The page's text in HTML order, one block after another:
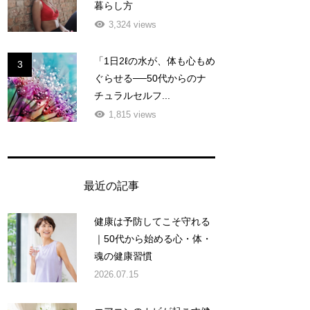
暮らし方
3,324 views
3
「1日2ℓの水が、体も心もめ
ぐらせる──50代からのナ
チュラルセルフ...
1,815 views
最近の記事
健康は予防してこそ守れる
｜50代から始める心・体・
魂の健康習慣
2026.07.15